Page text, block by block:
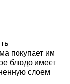
покупает им
блюдо имеет
слоем